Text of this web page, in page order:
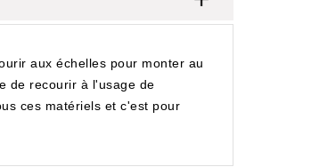
aux échelles pour monter au
de recourir à l'usage de
ces matériels et c'est pour